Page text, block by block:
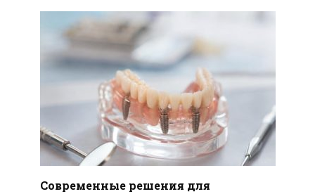
Современные решения для